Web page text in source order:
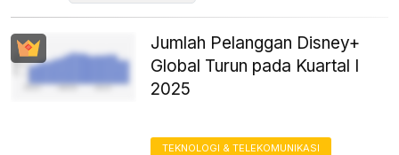
Jumlah Pelanggan Disney+
Global Turun pada Kuartal I
2025
TEKNOLOGI & TELEKOMUNIKASI